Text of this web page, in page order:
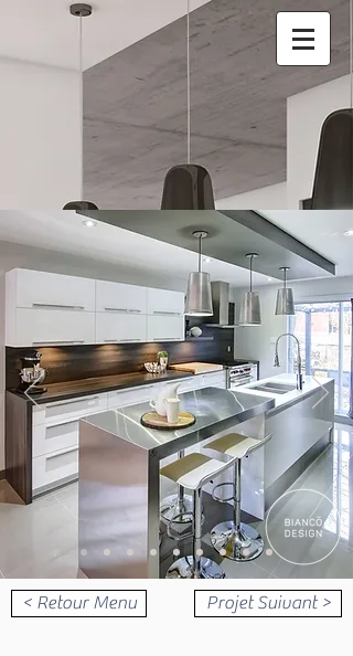
< Retour Menu Projet Suivant >